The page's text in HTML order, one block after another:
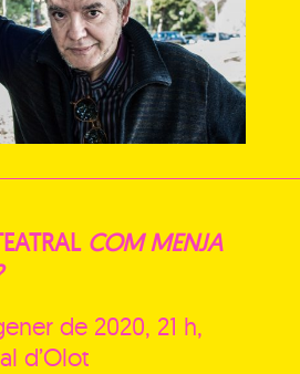
COM MENJA
de 2020, 21 h,
d’Olot